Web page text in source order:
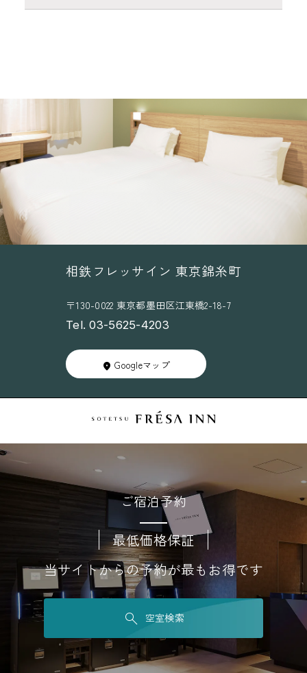
相鉄フレッサイン 東京錦糸町
〒130-0022 東京都墨田区江東橋2-18-7
Tel. 03-5625-4203
Googleマップ
ご宿泊予約
最低価格保証
当サイトからの予約が最もお得です
空室検索